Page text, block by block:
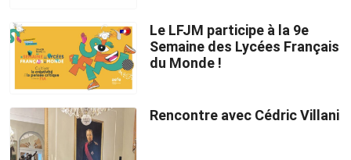
Le LFJM participe à la 9e
Semaine des Lycées Français
du Monde !
Rencontre avec Cédric Villani